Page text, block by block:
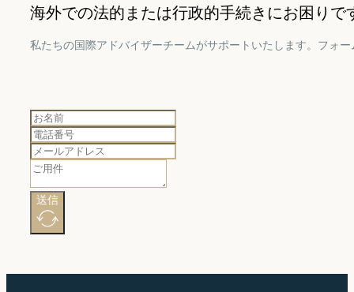
海外での法的または行政的手続きにお困りで
私たちの国際アドバイザーチームがサポートいたします。フォ
送信